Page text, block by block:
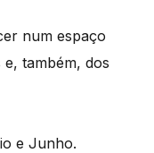
num espaço
também, dos
e Junho.